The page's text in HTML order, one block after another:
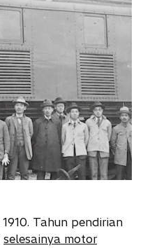
Tahun pendirian
selesainya motor